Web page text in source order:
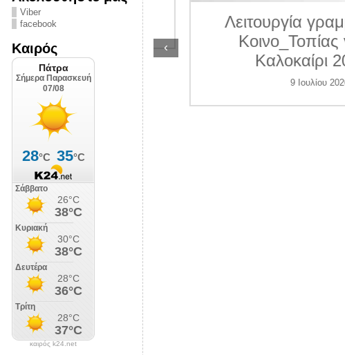
Viber
facebook
Καιρός
καιρός k24.net
Ιουλίου 2026
Λειτουργία
Κοινο_Τοπίας για
Καλοκαίρι 2026
9 Ιουλίου 2026
‹